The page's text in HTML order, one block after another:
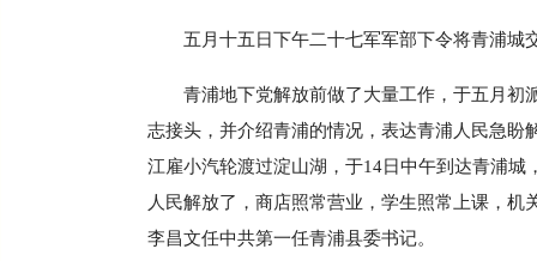
五月十五日下午二十七军军部下令将青浦
青浦地下党解放前做了大量工作，于五月初
志接头，并介绍青浦的情况，表达青浦人民急
江雇小汽轮渡过淀山湖，于14日中午到达青浦
人民解放了，商店照常营业，学生照常上课，
李昌文任中共第一任青浦县委书记。